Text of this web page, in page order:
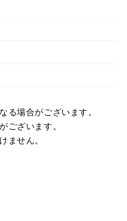
る場合がございます。
ございます。
ません。